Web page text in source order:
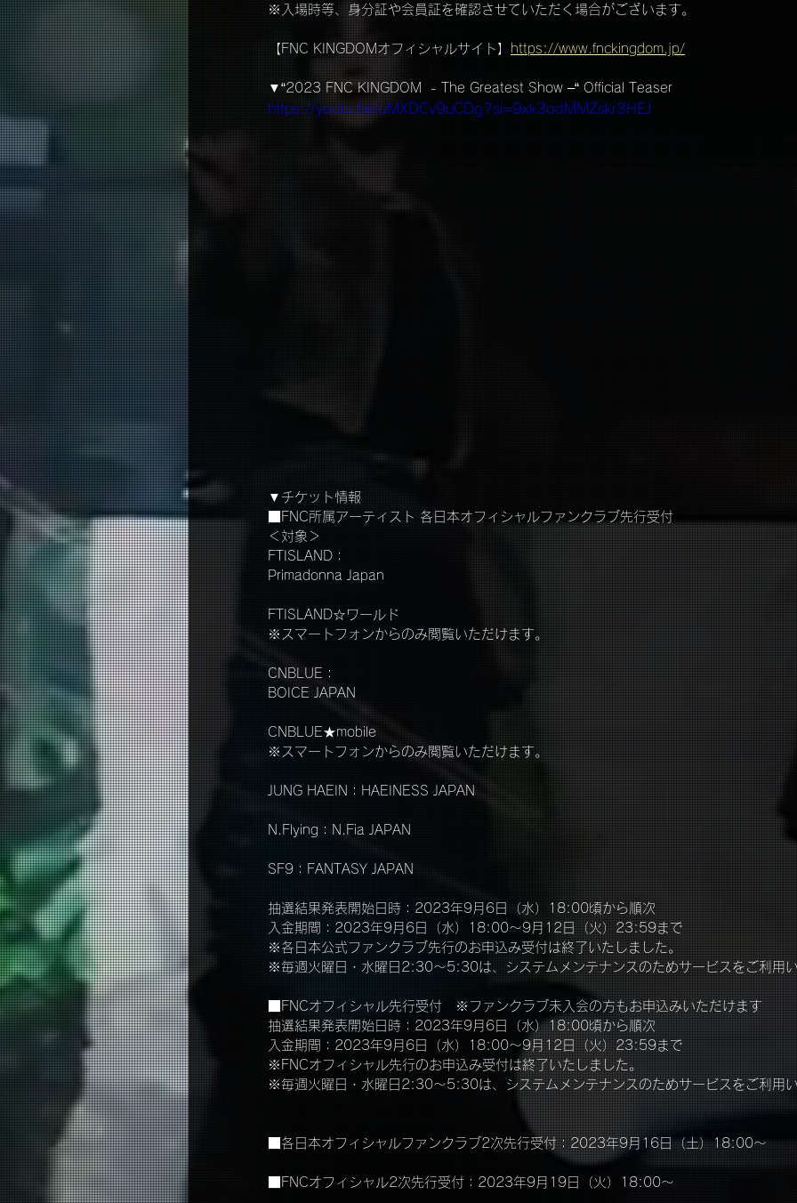
※入場時等、身分証や会員証を確認させていただく場合がございます。
【FNC KINGDOMオフィシャルサイト】 https://www.fnckingdom.jp/
▼“2023 FNC KINGDOM  - The Greatest Show –“ Official Teaser
https://youtu.be/uMXDCv9uCDg?si=9xk3odMMZskr3HEJ
▼チケット情報
■FNC所属アーティスト 各日本オフィシャルファンクラブ先行受付
＜対象＞
FTISLAND：
Primadonna Japan
FTISLAND☆ワールド
※スマートフォンからのみ閲覧いただけます。
CNBLUE：
BOICE JAPAN
CNBLUE★mobile
※スマートフォンからのみ閲覧いただけます。
JUNG HAEIN：HAEINESS JAPAN
N.Flying：N.Fia JAPAN
SF9：FANTASY JAPAN
抽選結果発表開始日時：2023年9月6日（水）18:00頃から順次
入金期間：2023年9月6日（水）18:00～9月12日（火）23:59まで
※各日本公式ファンクラブ先行のお申込み受付は終了いたしました。
※毎週火曜日・水曜日2:30～5:30は、システムメンテナンスのためサービスをご利用
■FNCオフィシャル先行受付　※ファンクラブ未入会の方もお申込みいただけます
抽選結果発表開始日時：2023年9月6日（水）18:00頃から順次
入金期間：2023年9月6日（水）18:00～9月12日（火）23:59まで
※FNCオフィシャル先行のお申込み受付は終了いたしました。
※毎週火曜日・水曜日2:30～5:30は、システムメンテナンスのためサービスをご利用
■各日本オフィシャルファンクラブ2次先行受付：2023年9月16日（土）18:00～
■FNCオフィシャル2次先行受付：2023年9月19日（火）18:00～